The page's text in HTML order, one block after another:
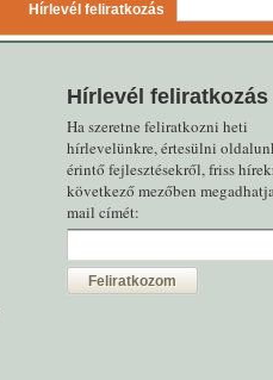
Hírlevél feliratkozás
Hírlevél feliratkozás
Ha szeretne feliratkozni heti
hírlevelünkre, értesülni oldalunkat
érintő fejlesztésekről, friss
következő mezőben
mail címét:
Feliratkozom